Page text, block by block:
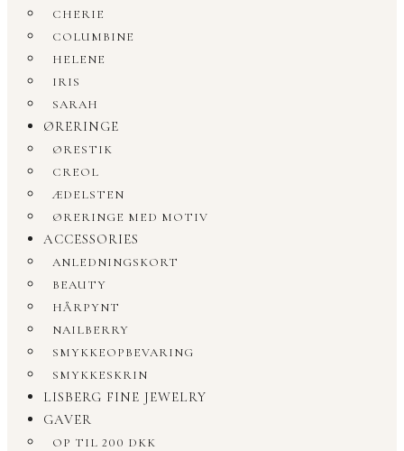
CHERIE
COLUMBINE
HELENE
IRIS
SARAH
ØRERINGE
ØRESTIK
CREOL
ÆDELSTEN
ØRERINGE MED MOTIV
ACCESSORIES
ANLEDNINGSKORT
BEAUTY
HÅRPYNT
NAILBERRY
SMYKKEOPBEVARING
SMYKKESKRIN
LISBERG FINE JEWELRY
GAVER
OP TIL 200 DKK